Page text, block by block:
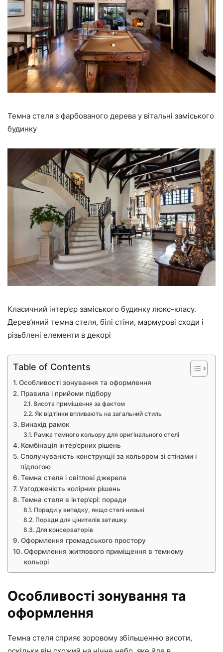
Темна стеля з фарбованого дерева у вітальні заміського
будинку
Класичний інтер’єр заміського будинку люкс-класу.
Дерев’яний темна стеля, білі стіни, мармурові сходи і
різьблені елементи в декорі
Table of Contents
Особливості зонування та оформлення
Правила і прийоми підбору
Висота приміщення за фактом
Як відтінки впливають на загальний стиль
Винахід рамок
Рамка темного кольору для оригінального стелі
Комбінація інтер’єрних рішень
Сполучуваність конструкції за кольором зі стінами і
підлогою
Темна стеля і світлові джерела
Узгодженість колірних рішень
Темна стеля в інтер’єрі: поради
Поради у випадку, якщо стелі низькі
Поради для цінителів затишку
Для консерваторів
Оформлення громадського простору
Оформлення житлового приміщення в темному
кольорі
Особливості зонування та
оформлення
Темна стеля сприяє зоровому збільшенню висоти,